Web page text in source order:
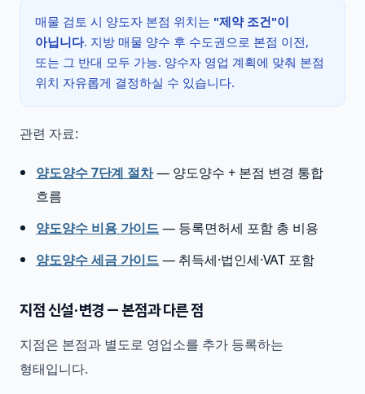
매물 검토 시 양도자 본점 위치는 "제약 조건"이
아닙니다. 지방 매물 양수 후 수도권으로 본점 이전,
또는 그 반대 모두 가능. 양수자 영업 계획에 맞춰 본점
위치 자유롭게 결정하실 수 있습니다.
관련 자료:
양도양수 7단계 절차— 양도양수 + 본점 변경 통합
흐름
양도양수 비용 가이드— 등록면허세 포함 총 비용
양도양수 세금 가이드— 취득세·법인세·VAT 포함
지점 신설·변경 — 본점과 다른 점
지점은 본점과 별도로 영업소를 추가 등록하는
형태입니다.